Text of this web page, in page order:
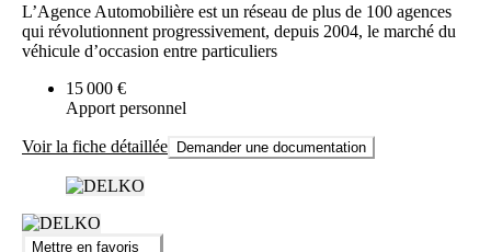
L’Agence Automobilière est un réseau de plus de 100 agences
qui révolutionnent progressivement, depuis 2004, le marché du
véhicule d’occasion entre particuliers
15 000 €
Apport personnel
Voir la fiche détaillée Demander une documentation
Mettre en favoris